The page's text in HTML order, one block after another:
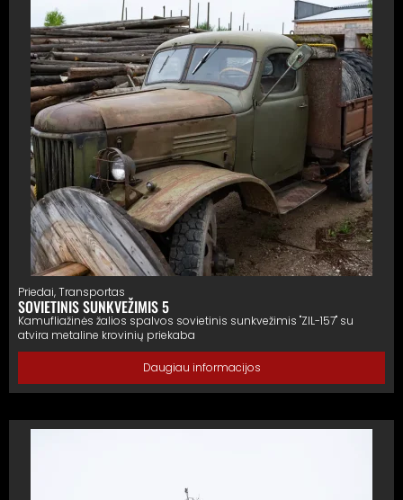
Priedai,Transportas
SOVIETINIS SUNKVEŽIMIS 5
Kamufliažinės žalios spalvos sovietinis sunkvežimis "ZIL-157" su
atvira metaline krovinių priekaba
Daugiau informacijos